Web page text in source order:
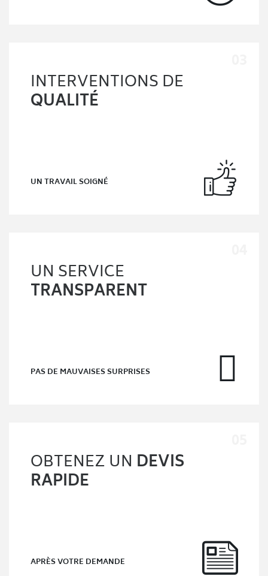
INTERVENTIONS DE
QUALITÉ
UN TRAVAIL SOIGNÉ
UN SERVICE
TRANSPARENT
PAS DE MAUVAISES SURPRISES
OBTENEZ UN DEVIS
RAPIDE
APRÈS VOTRE DEMANDE